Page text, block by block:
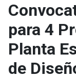
para 4
Planta
de